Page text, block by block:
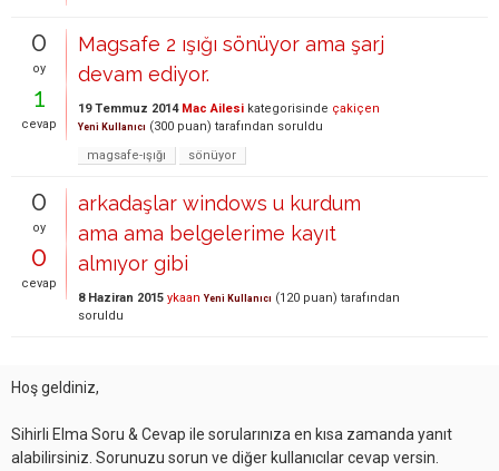
0
oy
1
cevap
Magsafe 2 ışığı sönüyor ama şarj
devam ediyor.
19 Temmuz 2014 Mac Ailesi kategorisinde çakiçen
Yeni Kullanıcı (300 puan) tarafından soruldu
magsafe-ışığı
sönüyor
0
oy
0
cevap
arkadaşlar windows u kurdum
ama ama belgelerime kayıt
almıyor gibi
8 Haziran 2015 ykaan Yeni Kullanıcı (120 puan) tarafından
soruldu
Hoş geldiniz,
Sihirli Elma Soru & Cevap ile sorularınıza en kısa zamanda yanıt
alabilirsiniz. Sorunuzu sorun ve diğer kullanıcılar cevap versin.